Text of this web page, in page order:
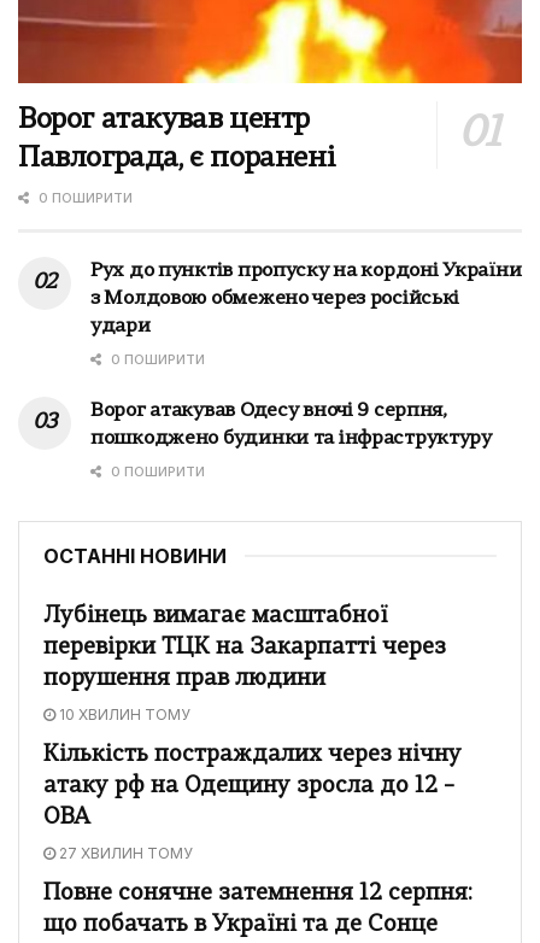
Ворог атакував центр
Павлограда, є поранені
0 ПОШИРИТИ
Рух до пунктів пропуску на кордоні України
з Молдовою обмежено через російські
удари
0 ПОШИРИТИ
Ворог атакував Одесу вночі 9 серпня,
пошкоджено будинки та інфраструктуру
0 ПОШИРИТИ
ОСТАННІ НОВИНИ
Лубінець вимагає масштабної
перевірки ТЦК на Закарпатті через
порушення прав людини
10 ХВИЛИН ТОМУ
Кількість постраждалих через нічну
атаку рф на Одещину зросла до 12 –
ОВА
27 ХВИЛИН ТОМУ
Повне сонячне затемнення 12 серпня:
що побачать в Україні та де Сонце